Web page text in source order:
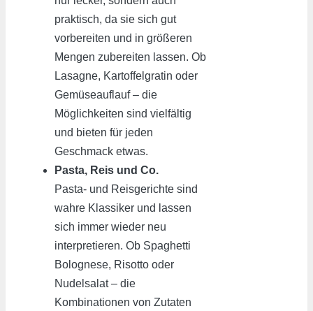
praktisch, da sie sich gut
vorbereiten und in größeren
Mengen zubereiten lassen. Ob
Lasagne, Kartoffelgratin oder
Gemüseauflauf – die
Möglichkeiten sind vielfältig
und bieten für jeden
Geschmack etwas.
Pasta, Reis und Co.
Pasta- und Reisgerichte sind
wahre Klassiker und lassen
sich immer wieder neu
interpretieren. Ob Spaghetti
Bolognese, Risotto oder
Nudelsalat – die
Kombinationen von Zutaten